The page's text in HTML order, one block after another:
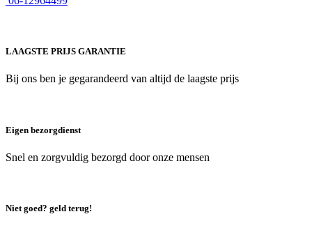
LAAGSTE PRIJS GARANTIE
Bij ons ben je gegarandeerd van altijd de laagste prijs
Eigen bezorgdienst
Snel en zorgvuldig bezorgd door onze mensen
Niet goed? geld terug!